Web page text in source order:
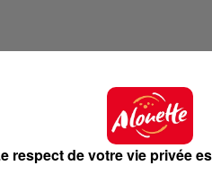
respect de votre vie privée